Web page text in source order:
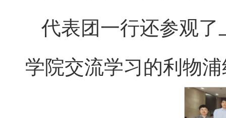
代表团一行还参观
学院交流学习的利物